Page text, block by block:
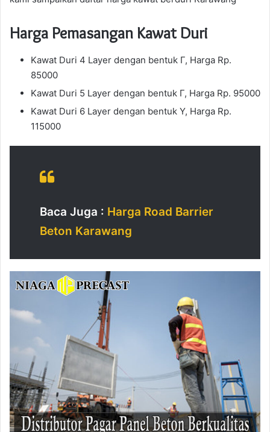
Harga Pemasangan Kawat Duri
Kawat Duri 4 Layer dengan bentuk Γ, Harga Rp.
85000
Kawat Duri 5 Layer dengan bentuk Γ, Harga Rp. 95000
Kawat Duri 6 Layer dengan bentuk Y, Harga Rp.
115000
Baca Juga : Harga Road Barrier
Beton Karawang